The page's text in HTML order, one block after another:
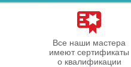
Все наши мастера
имеют сертификаты
о квалификации